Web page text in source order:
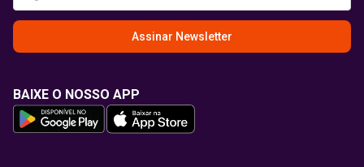
Assinar Newsletter
BAIXE O NOSSO APP